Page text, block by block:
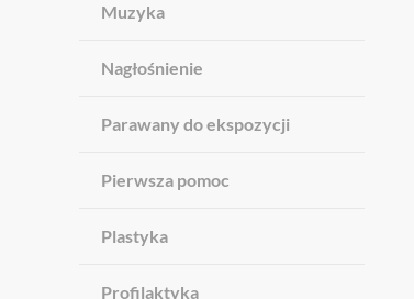
Muzyka
Nagłośnienie
Parawany do ekspozycji
Pierwsza pomoc
Plastyka
Profilaktyka